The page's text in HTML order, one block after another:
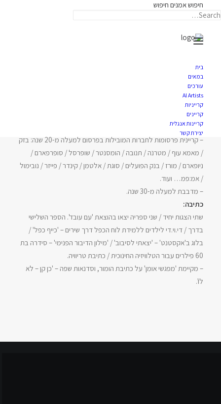
חיפוש אמנים חיפוש
בית
במאים
עורכים
AI Artists
קרייניות
קריינים
קריינות אנגלית
יצירת קשר
שרית סרי
שחקנית, קריינית, מדבבת, סופרת, בלוגרית
– קריינית פרסומות לחברות המובילות בפרסום למעלה מ-20 שנה: בזק
/ מאמא עוף / מטרנה / תנובה / הומסנטר / שופרסל / סופרפארם /
ניופארם / מורז / בנק הפועלים / סוגת / אלטמן / קינדר / פייזר / נובימול
/ אמ:פמ… ועוד.
– מדבבת למעלה מ-30 שנה.
כתיבה:
שתי הצגות יחיד / שני ספריה יצאו בהוצאת 'עם עובד'. הספר השלישי
בדרך / די.וי.די לילדים ללמידת לוח הכפל דרך שירים – 'כייף כפל' /
בלוג ב'אקסטנט' – 'יצאתי לסיבוב' / 'מילון הדיבור הפנימי' – סידרה בת
60 פילרים עבור הטלוויזיה החינוכית / כתיבת טריוויה.
– מקיימת 'מפגשי אומן' על כתיבת הומור, וסדנאות שפה – 'כן קן – לא
לו'.